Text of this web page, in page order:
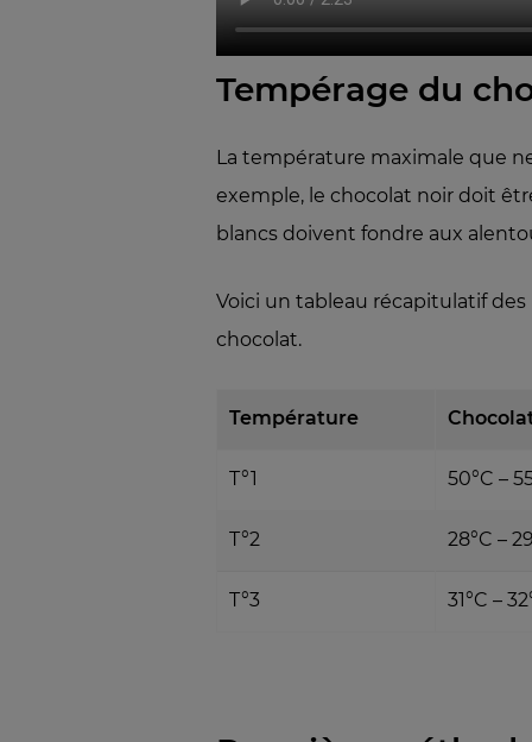
Tempérage du
La température maximale que
exemple, le chocolat noir doit
blancs doivent fondre aux
Voici un tableau récapitulatif
chocolat.
Température
T°1 50°C –
T°2 28°C –
T°3 31°C –